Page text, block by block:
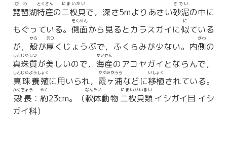
琵琶
びわ
湖特産
とくさん
の二枚貝
にまいがい
で，深さ5mよりあさい砂泥
さでい
の中に
もぐっている。 側面
そくめん
から見るとカラスガイに似
に
ている
が， 殻
から
が厚
あつ
くじょうぶで，ふくらみが少ない。内側
がわ
の
真珠質
しんじゅしつ
が美しいので， 海産
かいさん
のアコヤガイとならんで，
真珠養殖
しんじゅようしょく
に用いられ， 霞ヶ浦
かすみがうら
などに移植
いしょく
されている。
殻長
かくちょう
： 約
やく
23cm。（軟体
なんたい
動物 二枚貝類
にまいがいるい
イシガイ目 イシ
ガイ科）